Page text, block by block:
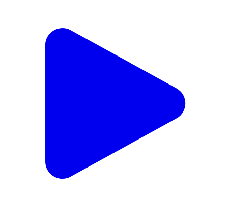
रांची में आदिवासी छात्र नेता ने यूनिवर्सिटी के VC को जमीन पर
बैठाया, बोला "एहसास कीजिए कितना कष्ट होता है" #ranchi